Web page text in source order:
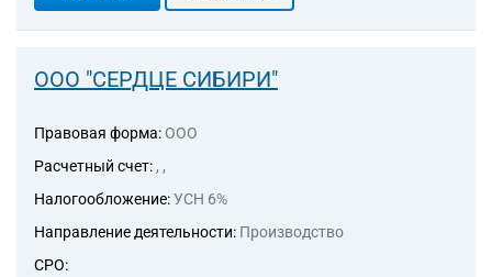
ООО "СЕРДЦЕ СИБИРИ"
Правовая форма: ООО
Расчетный счет: , ,
Налогообложение:УСН 6%
Направление деятельности: Производство
СРО: